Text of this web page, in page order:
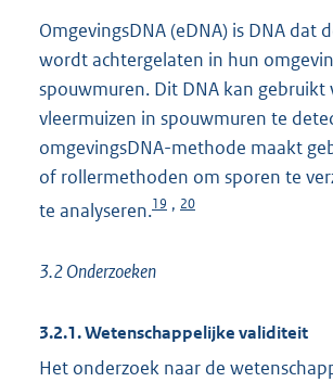
OmgevingsDNA (eDNA) is DNA dat
wordt achtergelaten in hun
spouwmuren. Dit DNA kan gebruikt
vleermuizen in spouwmuren te
omgevingsDNA-methode maakt
of rollermethoden om sporen te
te analyseren.19 , 20
3.2 Onderzoeken
3.2.1. Wetenschappelijke validiteit
Het onderzoek naar de